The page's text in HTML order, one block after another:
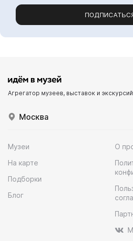
Агрегатор музеев, выставок и экскурсий
Москва
Музеи
На карте
Подборки
Блог
О